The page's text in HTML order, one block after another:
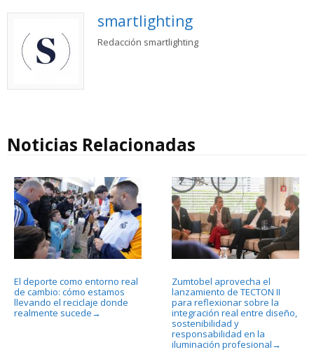
smartlighting
Redacción smartlighting
Noticias Relacionadas
El deporte como entorno real
de cambio: cómo estamos
llevando el reciclaje donde
realmente sucede →
Zumtobel aprovecha el
lanzamiento de TECTON II
para reflexionar sobre la
integración real entre diseño,
sostenibilidad y
responsabilidad en la
iluminación profesional →